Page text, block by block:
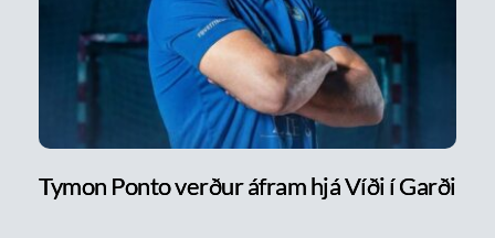
Tymon Ponto verður áfram hjá Víði í Garði